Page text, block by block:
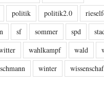
politik politik2.0
sf sommer spd
wahlkampf wald
winter